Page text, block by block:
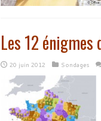
Les 12 énigmes
20 juin 2012 Sondages